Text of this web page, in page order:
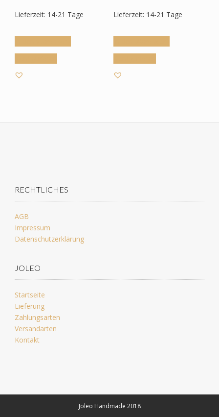
Lieferzeit: 14-21 Tage Lieferzeit: 14-21 Tage
RECHTLICHES
AGB
Impressum
Datenschutzerklärung
JOLEO
Startseite
Lieferung
Zahlungsarten
Versandarten
Kontakt
Joleo Handmade 2018